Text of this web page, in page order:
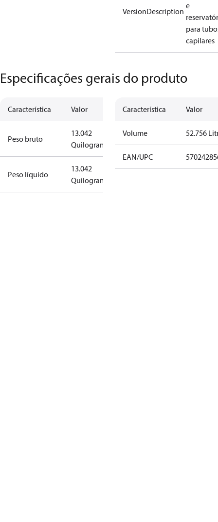
VersionDescription
e
para
capilares
Especificações gerais do produto
Característica Valor
Peso bruto
13.042
Quilograma
Peso líquido
13.042
Quilograma
Característica Valor
Volume 52.756
EAN/UPC